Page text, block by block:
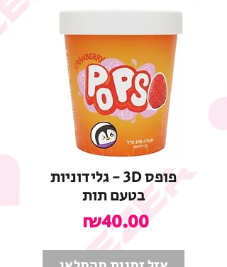
פופס 3D - גלידוניות
בטעם תות
₪40.00